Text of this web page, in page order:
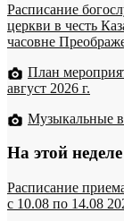
Расписание
церкви в честь
часовне
План
август 2026 г.
Музыкальные
На этой
Расписание
c 10.08 по 14.08